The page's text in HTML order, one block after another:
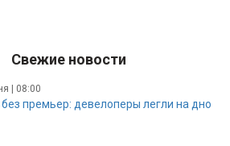
Свежие новости
| 08:00
премьер: девелоперы легли на дно